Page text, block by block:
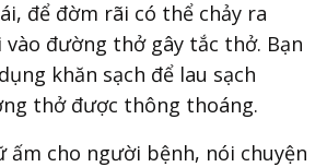
để đờm rãi có thể chảy ra
đường thở gây tắc thở. Bạn
khăn sạch để lau sạch
thở được thông thoáng.
ấm cho người bệnh, nói chuyện